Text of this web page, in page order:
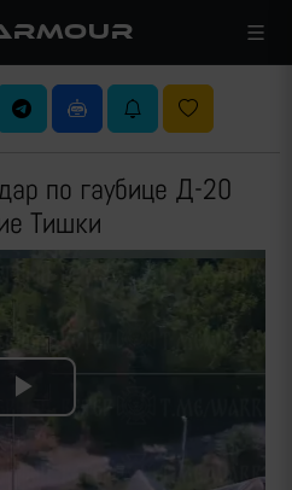
по гаубице Д-20
Тишки
Play
Video